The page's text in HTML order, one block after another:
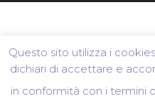
Questo sito utilizza i
dichiari di accettare e
in conformità con i termini